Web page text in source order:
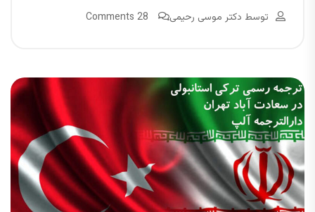
توسط دکتر موسی رحیمی 28 Comments